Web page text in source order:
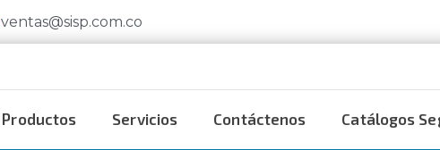
ventas@sisp.com.co
Productos Servicios Contáctenos Catálogos